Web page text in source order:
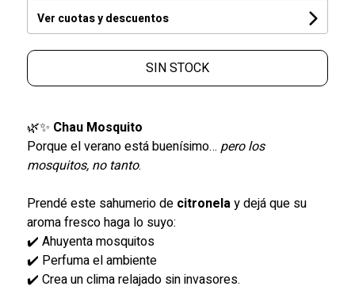
Ver cuotas y descuentos
SIN STOCK
🌿✨ Chau Mosquito
Porque el verano está buenísimo… pero los
mosquitos, no tanto.
Prendé este sahumerio de citronelay dejá que su
aroma fresco haga lo suyo:
✔️ Ahuyenta mosquitos
✔️ Perfuma el ambiente
✔️ Crea un clima relajado sin invasores.